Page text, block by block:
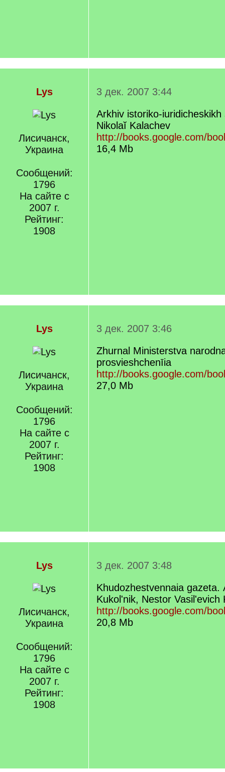
Lys
Лисичанск,
Украина
Сообщений:
1796
На сайте с
2007 г.
Рейтинг:
1908
3 дек. 2007 3:44
Arkhiv istoriko-
Nikolaĭ Kalachev
http://books.google.com/
16,4 Mb
Lys
Лисичанск,
Украина
Сообщений:
1796
На сайте с
2007 г.
Рейтинг:
1908
3 дек. 2007 3:46
Zhurnal Ministerstva
prosvieshchenīia
http://books.google.com/
27,0 Mb
Lys
Лисичанск,
Украина
Сообщений:
1796
На сайте с
2007 г.
Рейтинг:
1908
3 дек. 2007 3:48
Khudozhestvennaia gazeta.
Kukolʹnik, Nestor Vasilʹevich
http://books.google.com/
20,8 Mb